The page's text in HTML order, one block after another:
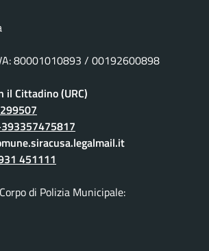
80001010893 / 00192600898
il Cittadino (URC)
451111
di Polizia Municipale: